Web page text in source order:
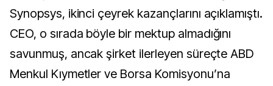
Synopsys, ikinci çeyrek kazançlarını açıklamıştı.
CEO, o sırada böyle bir mektup almadığını
savunmuş, ancak şirket ilerleyen süreçte ABD
Menkul Kıymetler ve Borsa Komisyonu’na